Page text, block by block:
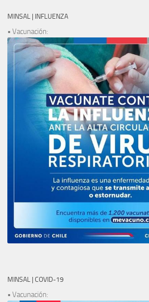
MINSAL | INFLUENZA
• Vacunación:
MINSAL | COVID-19
• Vacunación: